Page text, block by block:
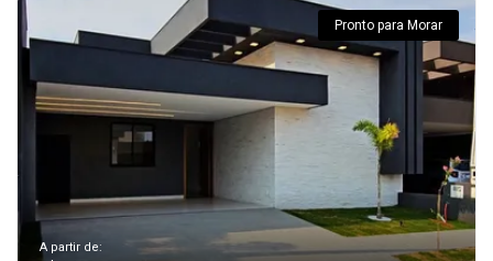
Pronto para Morar
A partir de: